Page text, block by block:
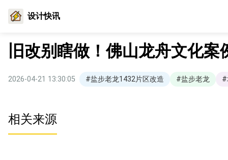
设计快讯
旧改别瞎做！佛山龙舟文化
2026-04-21 13:30:05 #盐步老龙1432片区改造 #盐步老龙 #
相关来源